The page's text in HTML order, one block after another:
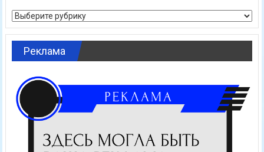
Рубрики
Реклама